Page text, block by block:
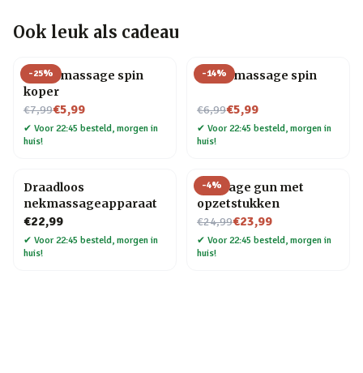
Ook leuk als cadeau
-25%
Hoofdmassage spin
koper
€7,99
Nu voor€5,99
✔ Voor 22:45 besteld, morgen in
huis!
-14%
Hoofdmassage spin
€6,99
Nu voor€5,99
✔ Voor 22:45 besteld, morgen in
huis!
Draadloos
nekmassageapparaat
€22,99
✔ Voor 22:45 besteld, morgen in
huis!
-4%
Massage gun met
opzetstukken
€24,99
Nu voor€23,99
✔ Voor 22:45 besteld, morgen in
huis!